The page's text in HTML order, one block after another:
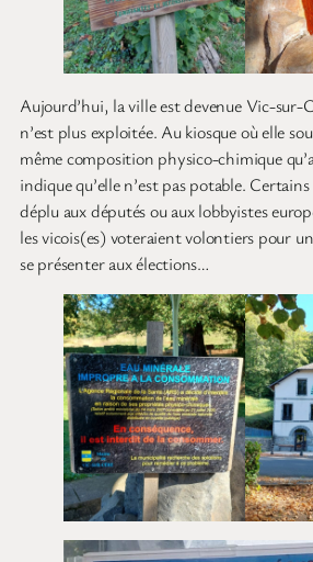
Aujourd’hui, la ville est devenue Vic-sur-
n’est plus exploitée. Au kiosque où elle
même composition physico-chimique
indique qu’elle n’est pas potable.
déplu aux députés ou aux lobbyistes
les vicois(es) voteraient volontiers pour
se présenter aux élections…